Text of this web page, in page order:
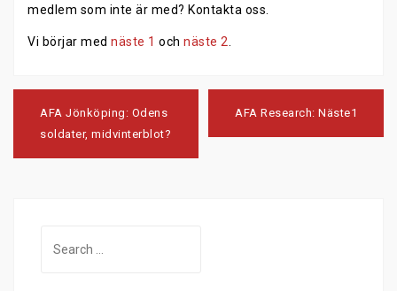
medlem som inte är med? Kontakta oss.
Vi börjar med näste 1 och näste 2
Post
navigation
AFA Jönköping: Odens
soldater, midvinterblot?
AFA Research: Näste1
for: